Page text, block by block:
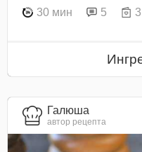
30 мин 5
Галюша
автор рецепта